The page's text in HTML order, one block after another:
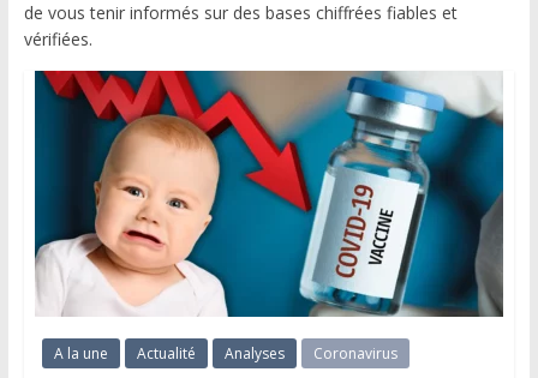
de vous tenir informés sur des bases chiffrées fiables et
vérifiées.
A la une Actualité Analyses Coronavirus